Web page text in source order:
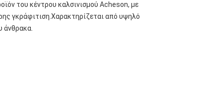
του κέντρου καλσινισμού Acheson, με
γκράφιτιση.Χαρακτηρίζεται από υψηλό
άνθρακα.